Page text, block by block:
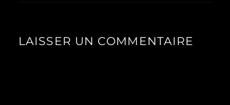
LAISSER UN COMMENTAIRE